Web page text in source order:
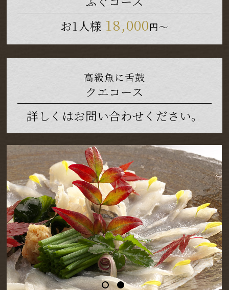
お1人様 18,000円～
高級魚に舌鼓
クエコース
詳しくはお問い合わせください。